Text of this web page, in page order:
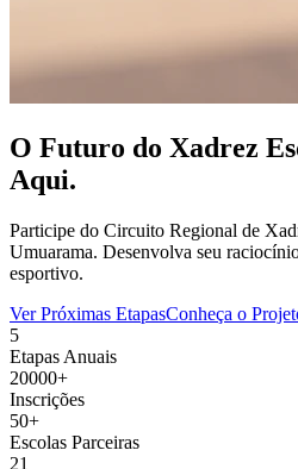
O Futuro do Xadrez
Aqui.
Participe do Circuito Regional de
Umuarama. Desenvolva seu
esportivo.
Ver Próximas EtapasConheça o
5
Etapas Anuais
20000+
Inscrições
50+
Escolas Parceiras
21